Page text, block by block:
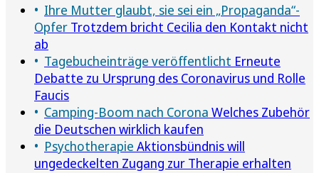
Ihre Mutter glaubt, sie sei ein „Propaganda“-
Opfer Trotzdem bricht Cecilia den Kontakt nicht
ab
Tagebucheinträge veröffentlicht Erneute
Debatte zu Ursprung des Coronavirus und Rolle
Faucis
Camping-Boom nach Corona Welches Zubehör
die Deutschen wirklich kaufen
Psychotherapie Aktionsbündnis will
ungedeckelten Zugang zur Therapie erhalten